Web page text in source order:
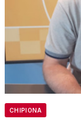
CHIPIONA